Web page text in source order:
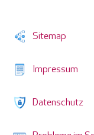
Sitemap
Impressum
Datenschutz